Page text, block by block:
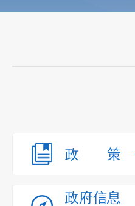
政策
政府信息